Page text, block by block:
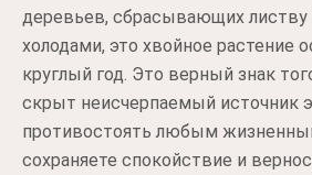
деревьев, сбрасывающих
холодами, это хвойное растение
круглый год. Это верный знак
скрыт неисчерпаемый источник
противостоять любым
сохраняете спокойствие и